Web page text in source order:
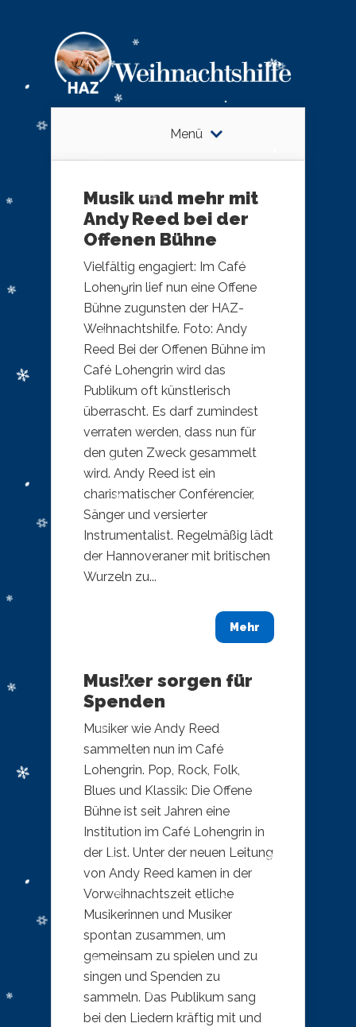
Menü
Musik und mehr mit
Andy Reed bei der
Offenen Bühne
Vielfältig engagiert: Im Café
Lohengrin lief nun eine Offene
Bühne zugunsten der HAZ-
Weihnachtshilfe. Foto: Andy
Reed Bei der Offenen Bühne im
Café Lohengrin wird das
Publikum oft künstlerisch
überrascht. Es darf zumindest
verraten werden, dass nun für
den guten Zweck gesammelt
wird. Andy Reed ist ein
charismatischer Conférencier,
Sänger und versierter
Instrumentalist. Regelmäßig lädt
der Hannoveraner mit britischen
Wurzeln zu...
Mehr
Musiker sorgen für
Spenden
Musiker wie Andy Reed
sammelten nun im Café
Lohengrin. Pop, Rock, Folk,
Blues und Klassik: Die Offene
Bühne ist seit Jahren eine
Institution im Café Lohengrin in
der List. Unter der neuen Leitung
von Andy Reed kamen in der
Vorweihnachtszeit etliche
Musikerinnen und Musiker
spontan zusammen, um
gemeinsam zu spielen und zu
singen und Spenden zu
sammeln. Das Publikum sang
bei den Liedern kräftig mit und